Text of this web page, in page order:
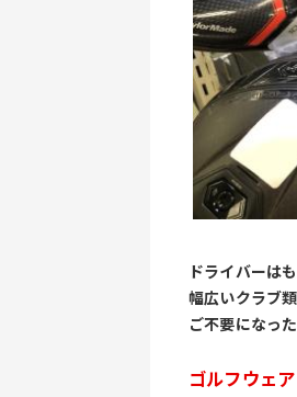
ドライバーは
幅広いクラブ
ご不要になっ
ゴルフウェア